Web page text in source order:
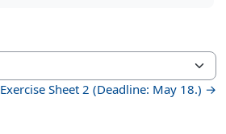
Exercise Sheet 2 (Deadline: May 18.) →